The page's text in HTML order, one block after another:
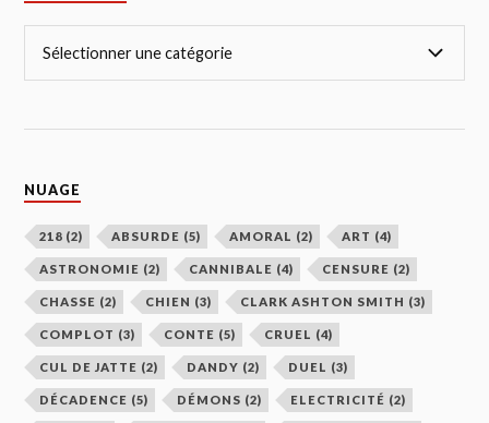
NUAGE
218 (2) ABSURDE (5) AMORAL (2) ART (4)
ASTRONOMIE (2) CANNIBALE (4) CENSURE (2)
CHASSE (2) CHIEN (3) CLARK ASHTON SMITH (3)
COMPLOT (3) CONTE (5) CRUEL (4)
CUL DE JATTE (2) DANDY (2) DUEL (3)
DÉCADENCE (5) DÉMONS (2) ELECTRICITÉ (2)